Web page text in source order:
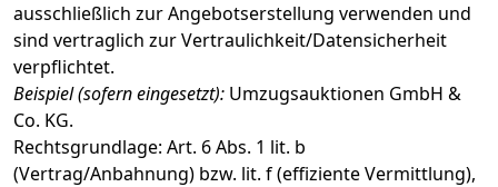
ausschließlich zur Angebotserstellung verwenden und
sind vertraglich zur Vertraulichkeit/Datensicherheit
verpflichtet.
Beispiel (sofern eingesetzt): Umzugsauktionen GmbH &
Co. KG.
Rechtsgrundlage: Art. 6 Abs. 1 lit. b
(Vertrag/Anbahnung) bzw. lit. f (effiziente Vermittlung),